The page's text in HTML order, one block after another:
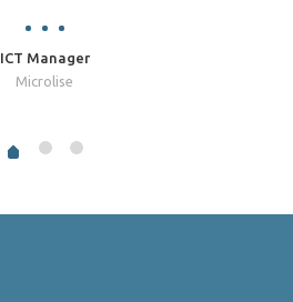
ICT Manager
Microlise